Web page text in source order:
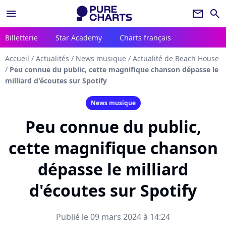
menu newsletter search
Billetterie Star Academy Charts français
Accueil / Actualités / News musique / Actualité de Beach House
/ Peu connue du public, cette magnifique chanson dépasse le
milliard d'écoutes sur Spotify
News musique
Peu connue du public,
cette magnifique chanson
dépasse le milliard
d'écoutes sur Spotify
Publié le 09 mars 2024 à 14:24